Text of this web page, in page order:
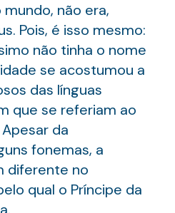
não era,
Pois, é isso mesmo:
não tinha o nome
se acostumou a
das línguas
que se referiam ao
da
fonemas, a
diferente no
qual o Príncipe da